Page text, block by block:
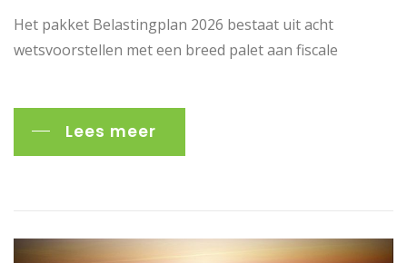
Het pakket Belastingplan 2026 bestaat uit acht
wetsvoorstellen met een breed palet aan fiscale
Lees meer